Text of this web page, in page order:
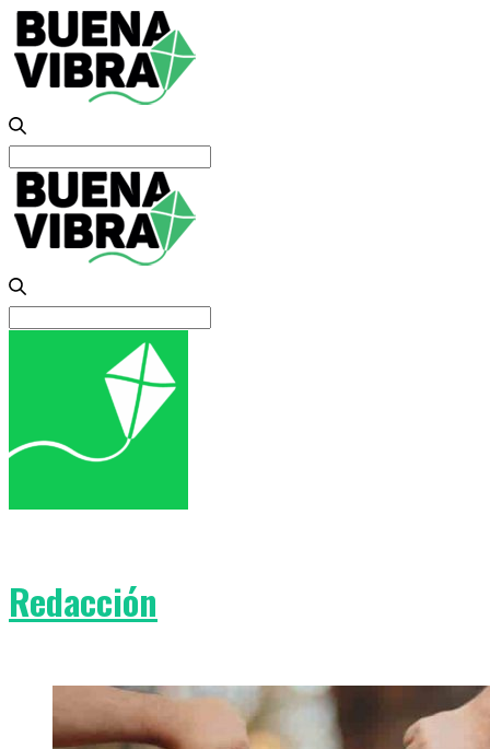
Search
for:
Search
Redacción